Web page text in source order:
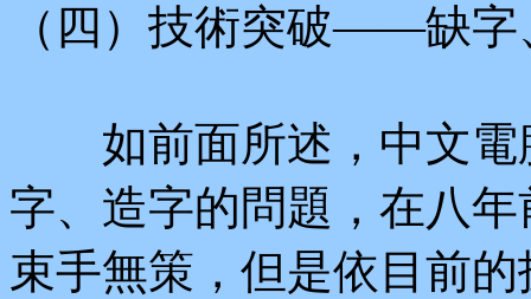
（四）技術突破——缺字
如前面所述，中文電
字、造字的問題，在八
束手無策，但是依目前